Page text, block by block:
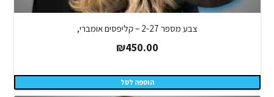
צבע מספר 2-27 – קליפסים אומברי,
₪450.00
הוספה לסל